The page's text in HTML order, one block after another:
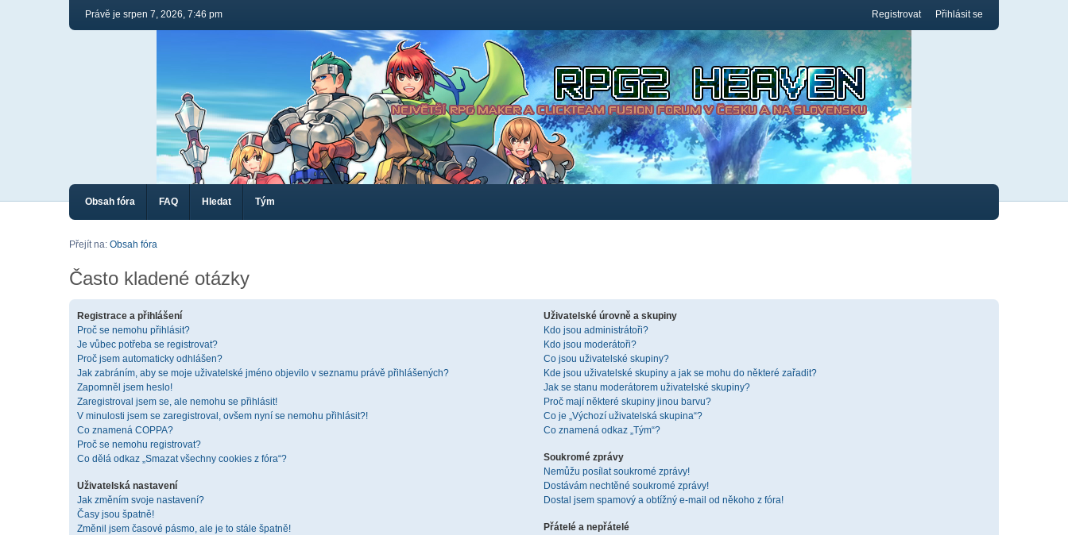
Právě je srpen 7, 2026, 7:46 pm Registrovat Přihlásit se
Obsah fóra FAQ Hledat Tým
Přejít na: Obsah fóra
Často kladené otázky
Registrace a přihlášení
Proč se nemohu přihlásit?
Je vůbec potřeba se registrovat?
Proč jsem automaticky odhlášen?
Jak zabráním, aby se moje uživatelské jméno objevilo v seznamu právě přihlášených?
Zapomněl jsem heslo!
Zaregistroval jsem se, ale nemohu se přihlásit!
V minulosti jsem se zaregistroval, ovšem nyní se nemohu přihlásit?!
Co znamená COPPA?
Proč se nemohu registrovat?
Co dělá odkaz „Smazat všechny cookies z fóra“?
Uživatelská nastavení
Jak změním svoje nastavení?
Časy jsou špatně!
Změnil jsem časové pásmo, ale je to stále špatně!
Uživatelské úrovně a skupiny
Kdo jsou administrátoři?
Kdo jsou moderátoři?
Co jsou uživatelské skupiny?
Kde jsou uživatelské skupiny a jak se mohu do některé zařadit?
Jak se stanu moderátorem uživatelské skupiny?
Proč mají některé skupiny jinou barvu?
Co je „Výchozí uživatelská skupina“?
Co znamená odkaz „Tým“?
Soukromé zprávy
Nemůžu posílat soukromé zprávy!
Dostávám nechtěné soukromé zprávy!
Dostal jsem spamový a obtížný e-mail od někoho z fóra!
Přátelé a nepřátelé